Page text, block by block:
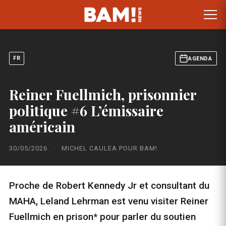
FR AGENDA
Reiner Fuellmich, prisonnier
politique #6 L’émissaire
américain
30/05/2026 · MICHEL CAULEA POUR BAM!
Proche de Robert Kennedy Jr et consultant du
MAHA, Leland Lehrman est venu visiter Reiner
Fuellmich en prison* pour parler du soutien